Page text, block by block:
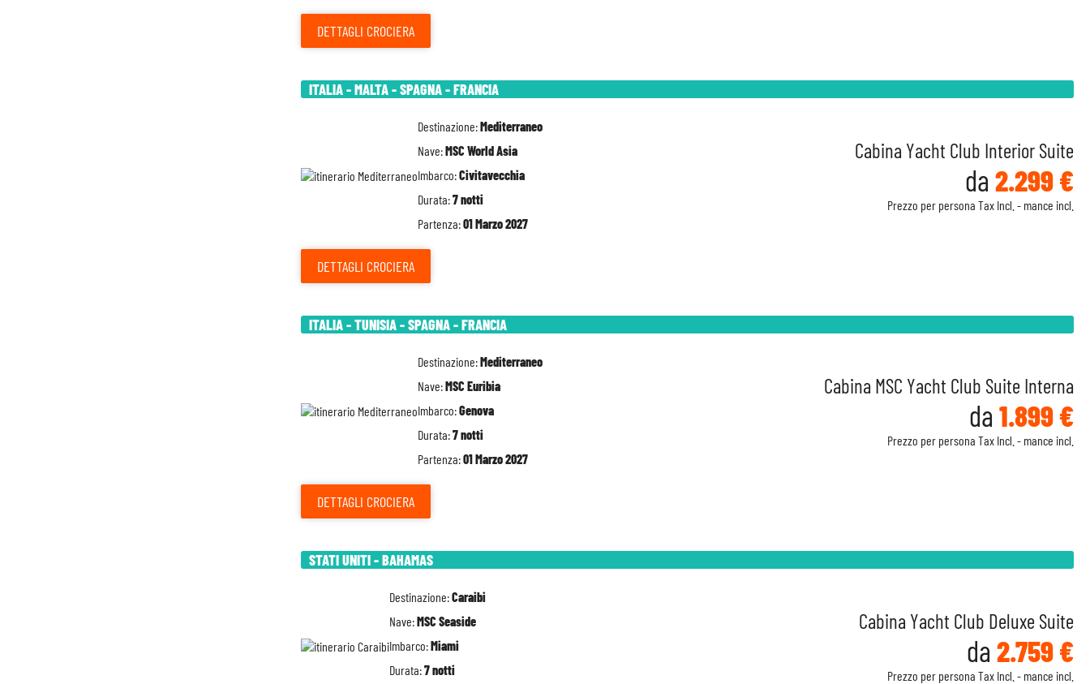
DETTAGLI CROCIERA
ITALIA - MALTA - SPAGNA - FRANCIA
Destinazione:Mediterraneo
Nave:MSC World Asia
Imbarco:Civitavecchia
Durata:7 notti
Partenza:01 Marzo 2027
Cabina Yacht Club Interior Suite
da 2.299 €
Prezzo per persona Tax Incl. - mance incl.
DETTAGLI CROCIERA
ITALIA - TUNISIA - SPAGNA - FRANCIA
Destinazione:Mediterraneo
Nave:MSC Euribia
Imbarco:Genova
Durata:7 notti
Partenza:01 Marzo 2027
Cabina MSC Yacht Club Suite Interna
da 1.899 €
Prezzo per persona Tax Incl. - mance incl.
DETTAGLI CROCIERA
STATI UNITI - BAHAMAS
Destinazione:Caraibi
Nave:MSC Seaside
Imbarco:Miami
Durata:7 notti
Cabina Yacht Club Deluxe Suite
da 2.759 €
Prezzo per persona Tax Incl. - mance incl.